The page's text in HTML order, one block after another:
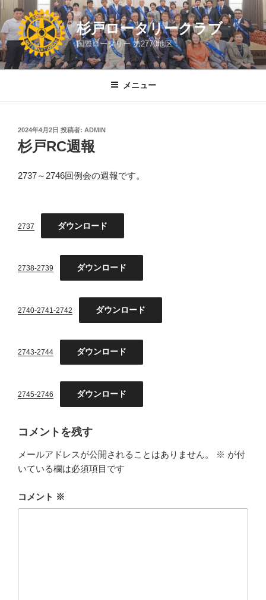
ン
テ
ン
ツ
杉戸ロータリークラブ
国際ロータリー 第2770地区
メニュー
投
稿
日:
2024年4月2日 投稿者: ADMIN
杉戸RC週報
2737～2746回例会の週報です。
2737 ダウンロード
2738-2739 ダウンロード
2740-2741-2742 ダウンロード
2743-2744 ダウンロード
2745-2746 ダウンロード
コメントを残す
メールアドレスが公開されることはありません。 ※ が付
いている欄は必須項目です
コメント ※